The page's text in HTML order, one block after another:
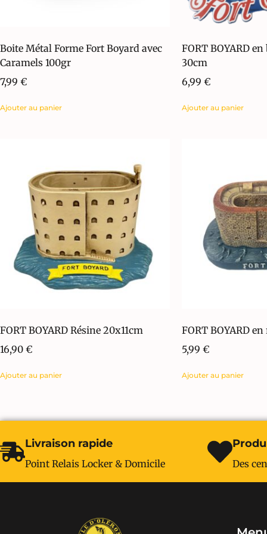
Boite Métal Forme Fort Boyard avec
Caramels 100gr
7,99 €
Ajouter au panier
FORT BOYARD
30cm
6,99 €
Ajouter au panier
FORT BOYARD Résine 20x11cm
16,90 €
Ajouter au panier
FORT BOYARD
5,99 €
Ajouter au panier
Livraison rapide
Point Relais Locker & Domicile Des